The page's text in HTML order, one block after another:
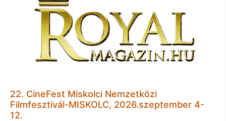
22. CineFest Miskolci Nemzetközi
Filmfesztivál-MISKOLC, 2026.szeptember 4-
12.